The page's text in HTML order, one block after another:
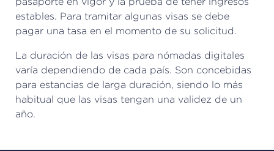
estables. Para tramitar algunas visas se debe
pagar una tasa en el momento de su solicitud.
La duración de las visas para nómadas digitales
varía dependiendo de cada país. Son concebidas
para estancias de larga duración, siendo lo más
habitual que las visas tengan una validez de un
año.